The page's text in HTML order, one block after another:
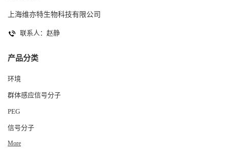
上海维亦特生物科技有限公司
联系人：赵静
产品分类
环境
群体感应信号分子
PEG
信号分子
More